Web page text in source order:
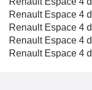
Renault Espace 4
Renault Espace 4
Renault Espace 4
Renault Espace 4